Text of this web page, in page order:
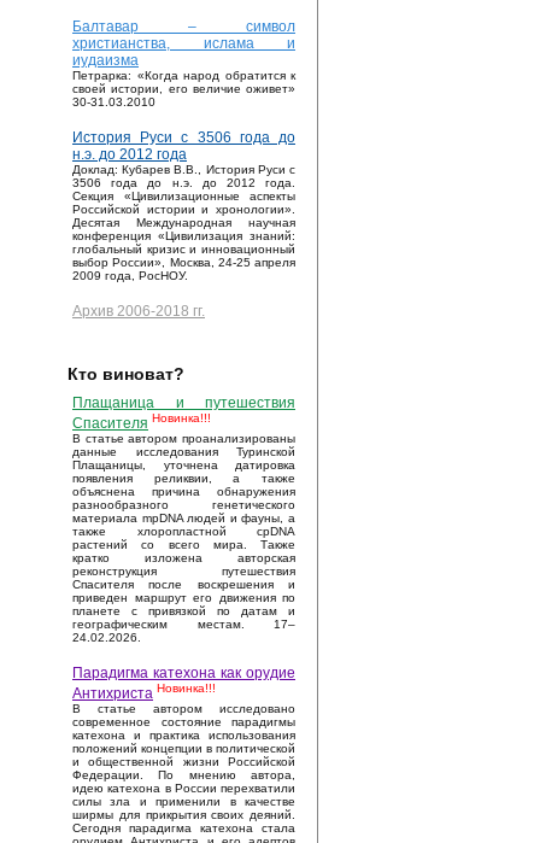
Балтавар – символ
христианства, ислама и
иудаизма
Петрарка: «Когда народ обратится к
своей истории, его величие оживет»
30-31.03.2010
История Руси с 3506 года до
н.э. до 2012 года
Доклад: Кубарев В.В., История Руси с
3506 года до н.э. до 2012 года.
Секция «Цивилизационные аспекты
Российской истории и хронологии».
Десятая Международная научная
конференция «Цивилизация знаний:
глобальный кризис и инновационный
выбор России», Москва, 24-25 апреля
2009 года, РосНОУ.
Архив 2006-2018 гг.
Кто виноват?
Плащаница и путешествия
Спасителя Новинка!!!
В статье автором проанализированы
данные исследования Туринской
Плащаницы, уточнена датировка
появления реликвии, а также
объяснена причина обнаружения
разнообразного генетического
материала mpDNA людей и фауны, а
также хлоропластной cpDNA
растений со всего мира. Также
кратко изложена авторская
реконструкция путешествия
Спасителя после воскрешения и
приведен маршрут его движения по
планете с привязкой по датам и
географическим местам. 17–
24.02.2026.
Парадигма катехона как орудие
Антихриста Новинка!!!
В статье автором исследовано
современное состояние парадигмы
катехона и практика использования
положений концепции в политической
и общественной жизни Российской
Федерации. По мнению автора,
идею катехона в России перехватили
силы зла и применили в качестве
ширмы для прикрытия своих деяний.
Сегодня парадигма катехона стала